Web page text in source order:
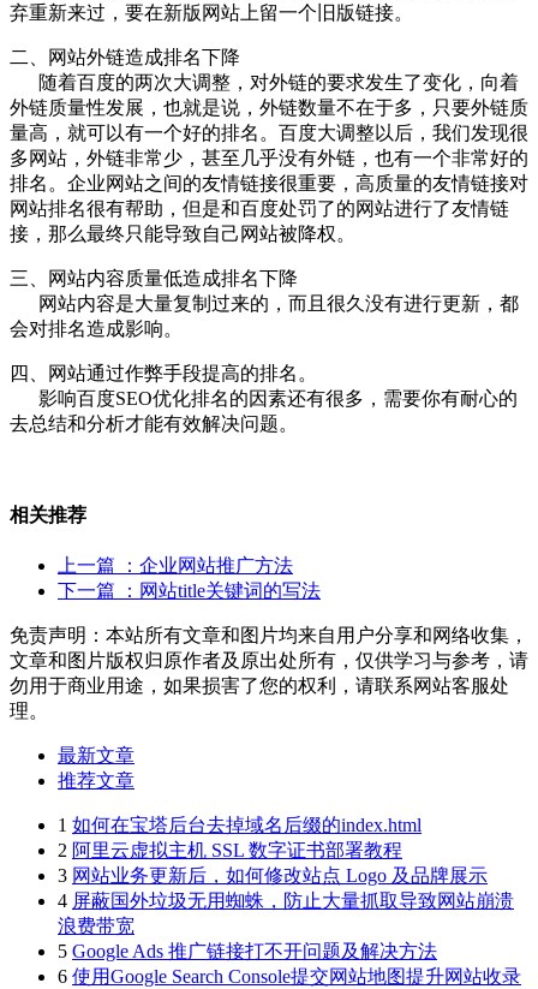
弃重新来过，要在新版网站上留一个旧版链接。
二、网站外链造成排名下降
随着百度的两次大调整，对外链的要求发生了变化，向着
外链质量性发展，也就是说，外链数量不在于多，只要外链质
量高，就可以有一个好的排名。百度大调整以后，我们发现很
多网站，外链非常少，甚至几乎没有外链，也有一个非常好的
排名。企业网站之间的友情链接很重要，高质量的友情链接对
网站排名很有帮助，但是和百度处罚了的网站进行了友情链
接，那么最终只能导致自己网站被降权。
三、网站内容质量低造成排名下降
网站内容是大量复制过来的，而且很久没有进行更新，都
会对排名造成影响。
四、网站通过作弊手段提高的排名。
影响百度SEO优化排名的因素还有很多，需要你有耐心的
去总结和分析才能有效解决问题。
相关推荐
上一篇
：企业网站推广方法
下一篇
：网站title关键词的写法
免责声明：本站所有文章和图片均来自用户分享和网络收集，
文章和图片版权归原作者及原出处所有，仅供学习与参考，请
勿用于商业用途，如果损害了您的权利，请联系网站客服处
理。
最新文章
推荐文章
1 如何在宝塔后台去掉域名后缀的index.html
2 阿里云虚拟主机 SSL 数字证书部署教程
3 网站业务更新后，如何修改站点 Logo 及品牌展示
4 屏蔽国外垃圾无用蜘蛛，防止大量抓取导致网站崩溃
浪费带宽
5 Google Ads 推广链接打不开问题及解决方法
6 使用Google Search Console提交网站地图提升网站收录